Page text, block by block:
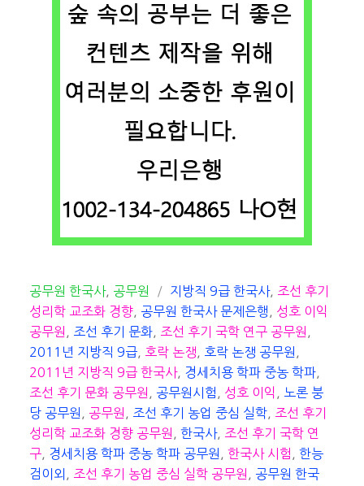
카
테
고
리
공무원 한국사, 공무원
태
그
지방직 9급 한국사,
조선 후기
성리학 교조화 경향
공무원 한국사 문제은행
성호 이익
공무원
조선 후기 문화 조선 후기 국학 연구 공무원
2011년 지방직 9급
호락 논쟁 호락 논쟁 공무원
2011년 지방직 9급 한국사, 경세치용 학파 중농 학파
조선 후기 문화 공무원
공무원시험 성호 이익
노론 붕
당 공무원
공무원 조선 후기 농업 중심 실학
조선 후기
성리학 교조화 경향 공무원
,한국사,
조선 후기 국학 연
구
경세치용 학파 중농 학파 공무원 ,한국사 시험 ,한능
검이외
조선 후기 농업 중심 실학 공무원
공무원 한국